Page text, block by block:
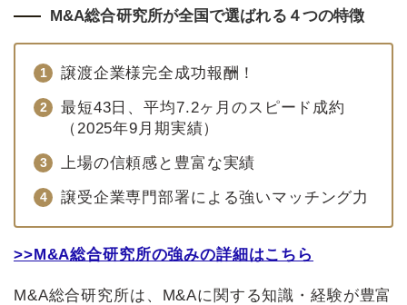
M&A総合研究所が全国で選ばれる４つの特徴
譲渡企業様完全成功報酬！
最短43日、平均7.2ヶ月のスピード成約
（2025年9月期実績）
上場の信頼感と豊富な実績
譲受企業専門部署による強いマッチング力
>>M&A総合研究所の強みの詳細はこちら
M&A総合研究所は、M&Aに関する知識・経験が豊富